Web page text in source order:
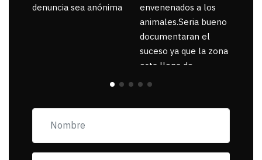
denuncia sea anónima
envenenados a los
animales.Seria bueno
documentaran el
suceso ya que la zona
esta llena de
pancartas de
exigiendo al asesino
muerta.